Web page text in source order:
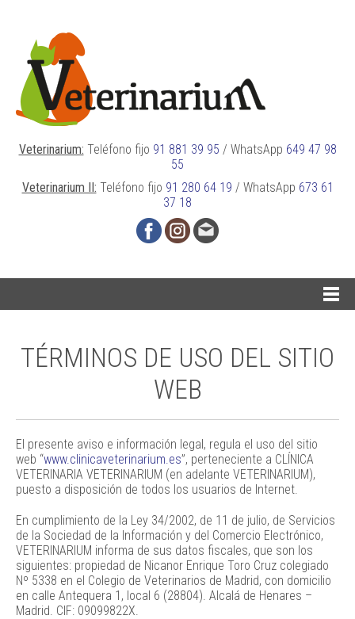
Veterinarium: Teléfono fijo 91 881 39 95 / WhatsApp 649 47 98
55
Veterinarium II: Teléfono fijo 91 280 64 19 / WhatsApp 673 61
37 18
TÉRMINOS DE USO DEL SITIO
WEB
El presente aviso e información legal, regula el uso del sitio
web “www.clinicaveterinarium.es”, perteneciente a CLÍNICA
VETERINARIA VETERINARIUM (en adelante VETERINARIUM),
puesto a disposición de todos los usuarios de Internet.
En cumplimiento de la Ley 34/2002, de 11 de julio, de Servicios
de la Sociedad de la Información y del Comercio Electrónico,
VETERINARIUM informa de sus datos fiscales, que son los
siguientes: propiedad de Nicanor Enrique Toro Cruz colegiado
Nº 5338 en el Colegio de Veterinarios de Madrid, con domicilio
en calle Antequera 1, local 6 (28804). Alcalá de Henares –
Madrid. CIF: 09099822X.